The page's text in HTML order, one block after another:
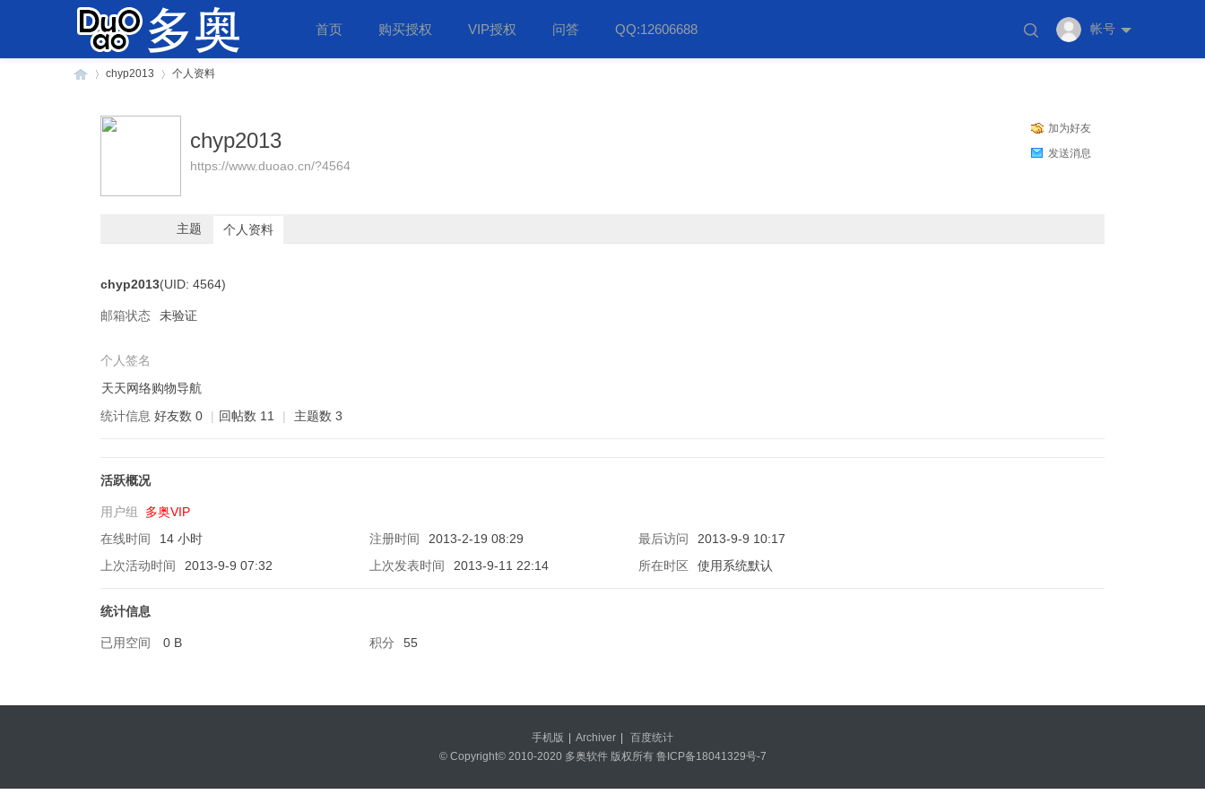
首页 购买授权 VIP授权 问答 QQ:12606688 帐号
chyp2013 个人资料
加为好友
发送消息
chyp2013
https://www.duoao.cn/?4564
主题 个人资料
chyp2013(UID: 4564)
邮箱状态 未验证
个人签名
天天网络购物导航
统计信息 好友数 0 | 回帖数 11 | 主题数 3
活跃概况
用户组 多奥VIP
在线时间
14 小时 注册时间 2013-2-19 08:29 最后访问
2013-9-9 10:17
上次活动时间
2013-9-9 07:32 上次发表时间 2013-9-11 22:14 所在时区 使用系统默认
统计信息
已用空间 0 B 积分 55
手机版 Archiver
百度统计
© Copyright© 2010-2020 多奥软件 版权所有 鲁ICP备18041329号-7